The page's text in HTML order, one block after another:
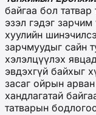
байгаа бол
эзэл гэдэг
хуулийн
зарчмуудыг сайн
хэлэлцүүлэх
эвдэхгүй байхыг
засаг ойрын
хандлагатай
татварын